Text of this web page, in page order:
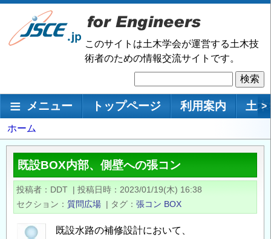
メ
ン
移
このサイトは土木学会が運営する土木技
術者のための情報交流サイトです。
索
メインナビゲーション
メニュー トップページ 利用案内 土 >
パ
ン
く
ず
ホーム
既設BOX内部、側壁への張コン
投稿者 DDT | 投稿日時
2023/01/19(木) 16:38
セクション
質問広場 | タグ 張コン BOX
既設水路の補修設計において、